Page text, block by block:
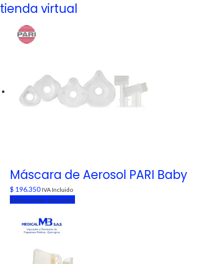
tienda virtual
Máscara de Aerosol PARI Baby
$ 196.350 IVA Incluido
Seleccionar opciones
tiene
variantes.